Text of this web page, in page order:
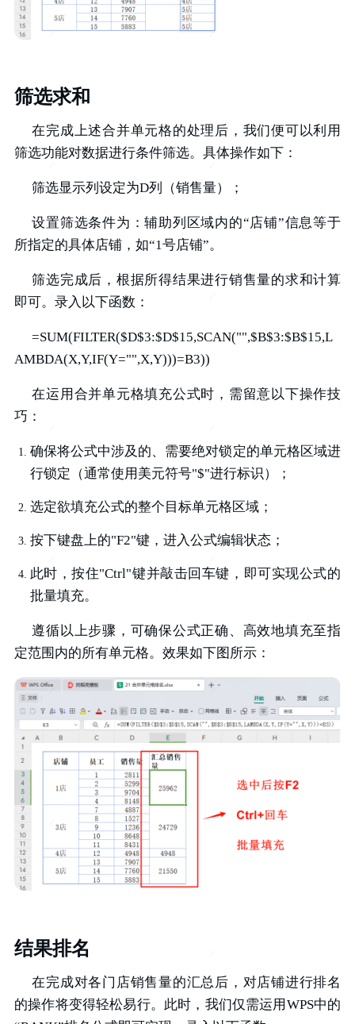
筛选求和
在完成上述合并单元格的处理后，我们便可以利用
筛选功能对数据进行条件筛选。具体操作如下：
筛选显示列设定为D列（销售量）；
设置筛选条件为：辅助列区域内的“店铺”信息等于
所指定的具体店铺，如“1号店铺”。
筛选完成后，根据所得结果进行销售量的求和计算
即可。录入以下函数：
=SUM(FILTER($D$3:$D$15,SCAN("",$B$3:$B$15,L
AMBDA(X,Y,IF(Y="",X,Y)))=B3))
在运用合并单元格填充公式时，需留意以下操作技
巧：
确保将公式中涉及的、需要绝对锁定的单元格区域进
行锁定（通常使用美元符号"$"进行标识）；
选定欲填充公式的整个目标单元格区域；
按下键盘上的"F2"键，进入公式编辑状态；
此时，按住"Ctrl"键并敲击回车键，即可实现公式的
批量填充。
遵循以上步骤，可确保公式正确、高效地填充至指
定范围内的所有单元格。效果如下图所示：
结果排名
在完成对各门店销售量的汇总后，对店铺进行排名
的操作将变得轻松易行。此时，我们仅需运用WPS中的